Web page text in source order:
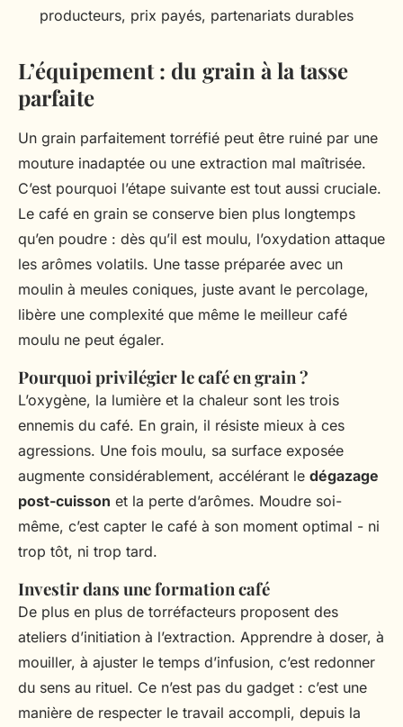
producteurs, prix payés, partenariats durables
L’équipement : du grain à la tasse
parfaite
Un grain parfaitement torréfié peut être ruiné par une
mouture inadaptée ou une extraction mal maîtrisée.
C’est pourquoi l’étape suivante est tout aussi cruciale.
Le café en grain se conserve bien plus longtemps
qu’en poudre : dès qu’il est moulu, l’oxydation attaque
les arômes volatils. Une tasse préparée avec un
moulin à meules coniques, juste avant le percolage,
libère une complexité que même le meilleur café
moulu ne peut égaler.
Pourquoi privilégier le café en grain ?
L’oxygène, la lumière et la chaleur sont les trois
ennemis du café. En grain, il résiste mieux à ces
agressions. Une fois moulu, sa surface exposée
augmente considérablement, accélérant le dégazage
post-cuisson et la perte d’arômes. Moudre soi-
même, c’est capter le café à son moment optimal - ni
trop tôt, ni trop tard.
Investir dans une formation café
De plus en plus de torréfacteurs proposent des
ateliers d’initiation à l’extraction. Apprendre à doser, à
mouiller, à ajuster le temps d’infusion, c’est redonner
du sens au rituel. Ce n’est pas du gadget : c’est une
manière de respecter le travail accompli, depuis la